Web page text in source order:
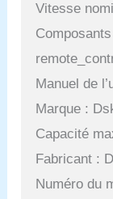
Vitesse
Manuel de
Marque :
Capacité
Fabricant :
Numéro du